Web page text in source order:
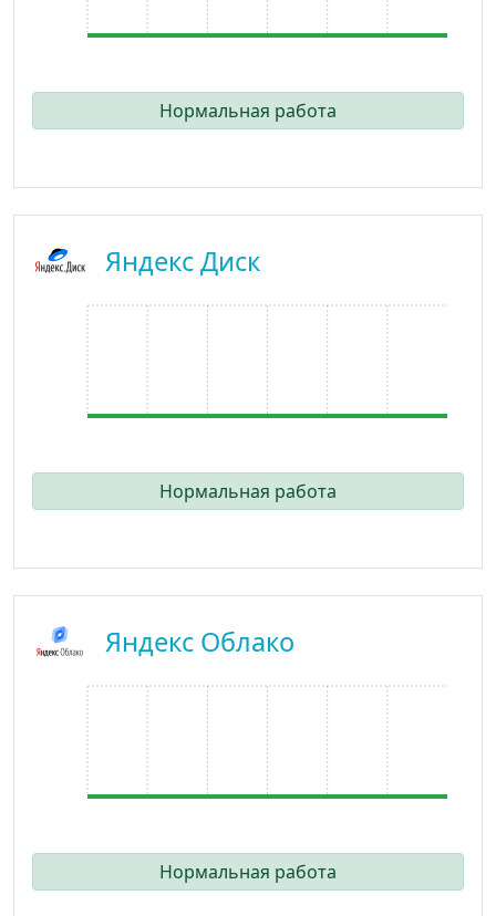
Нормальная работа
Яндекс Диск
Нормальная работа
Яндекс Облако
Нормальная работа